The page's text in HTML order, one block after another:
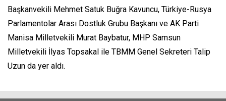
Başkanvekili Mehmet Satuk Buğra Kavuncu, Türkiye-Rusya
Parlamentolar Arası Dostluk Grubu Başkanı ve AK Parti
Manisa Milletvekili Murat Baybatur, MHP Samsun
Milletvekili İlyas Topsakal ile TBMM Genel Sekreteri Talip
Uzun da yer aldı.